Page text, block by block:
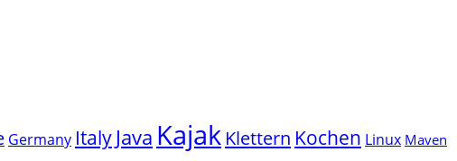
Germany Italy Java Kajak Klettern Kochen Linux Maven